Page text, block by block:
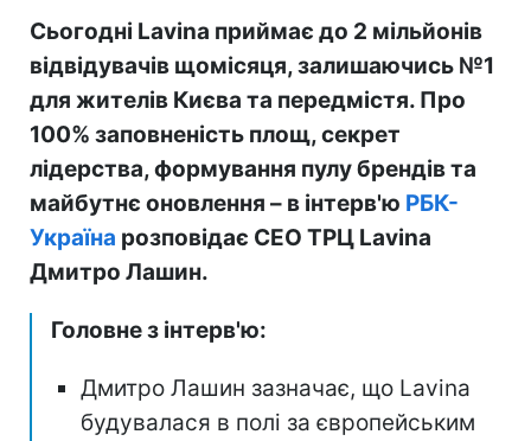
Сьогодні Lavina приймає до 2 мільйонів
відвідувачів щомісяця, залишаючись №1
для жителів Києва та передмістя. Про
100% заповненість площ, секрет
лідерства, формування пулу брендів та
майбутнє оновлення – в інтерв'ю РБК-
Україна розповідає СЕО ТРЦ Lavina
Дмитро Лашин.
Головне з інтерв'ю:
Дмитро Лашин зазначає, що Lavina
будувалася в полі за європейським